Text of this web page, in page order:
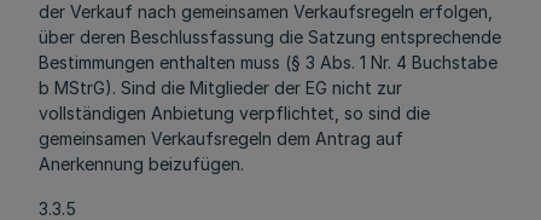
der Verkauf nach gemeinsamen Verkaufsregeln erfolgen,
über deren Beschlussfassung die Satzung entsprechende
Bestimmungen enthalten muss (§ 3 Abs. 1 Nr. 4 Buchstabe
b MStrG). Sind die Mitglieder der EG nicht zur
vollständigen Anbietung verpflichtet, so sind die
gemeinsamen Verkaufsregeln dem Antrag auf
Anerkennung beizufügen.
3.3.5